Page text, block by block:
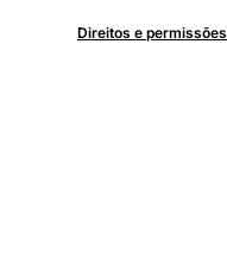
Direitos e permissões